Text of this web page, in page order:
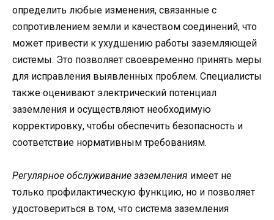
определить любые изменения, связанные с
сопротивлением земли и качеством соединений, что
может привести к ухудшению работы заземляющей
системы. Это позволяет своевременно принять меры
для исправления выявленных проблем. Специалисты
также оценивают электрический потенциал
заземления и осуществляют необходимую
корректировку, чтобы обеспечить безопасность и
соответствие нормативным требованиям.
Регулярное обслуживание заземления имеет не
только профилактическую функцию, но и позволяет
удостовериться в том, что система заземления